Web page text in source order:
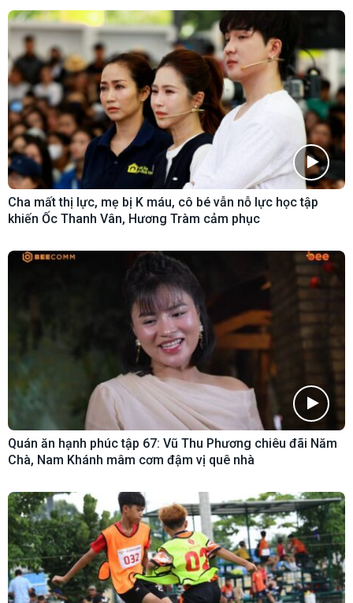
Cha mất thị lực, mẹ bị K máu, cô bé vẫn nỗ lực học tập
khiến Ốc Thanh Vân, Hương Tràm cảm phục
Quán ăn hạnh phúc tập 67: Vũ Thu Phương chiêu đãi Năm
Chà, Nam Khánh mâm cơm đậm vị quê nhà